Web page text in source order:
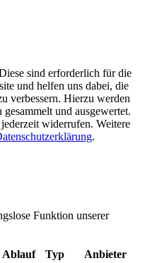
sind erforderlich für die
und helfen uns dabei, die
verbessern. Hierzu werden
und ausgewertet.
widerrufen. Weitere
.
Funktion unserer
Ablauf Typ Anbieter